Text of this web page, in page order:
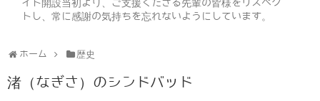
イト開設当初より、ご支援くださる先輩の皆様をリスペク
トし、常に感謝の気持ちを忘れないようにしています。
ホーム 歴史
渚（なぎさ）のシンドバッド